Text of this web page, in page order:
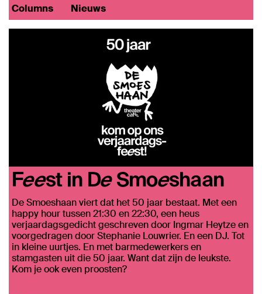
Columns Nieuws
Feest in De Smoeshaan
De Smoeshaan viert dat het 50 jaar bestaat. Met een
happy hour tussen 21:30 en 22:30, een heus
verjaardagsgedicht geschreven door Ingmar Heytze en
voorgedragen door Stephanie Louwrier. En een DJ. Tot
in kleine uurtjes. En met barmedewerkers en
stamgasten uit die 50 jaar. Want dat zijn de leukste.
Kom je ook even proosten?